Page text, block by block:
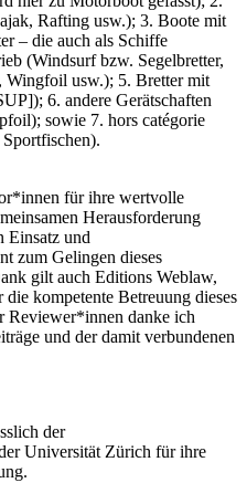
Rafting usw.); 3. Boote mit
– die auch als Schiffe
(Windsurf bzw. Segelbretter,
Wingfoil usw.); 5. Bretter mit
6. andere Gerätschaften
sowie 7. hors catégorie
für ihre wertvolle
Herausforderung
Einsatz und
zum Gelingen dieses
gilt auch Editions Weblaw,
kompetente Betreuung dieses
Reviewer*innen danke ich
und der damit verbundenen
der
Universität Zürich für ihre